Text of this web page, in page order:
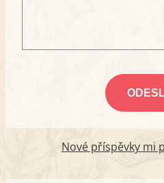
Nové příspěvky mi